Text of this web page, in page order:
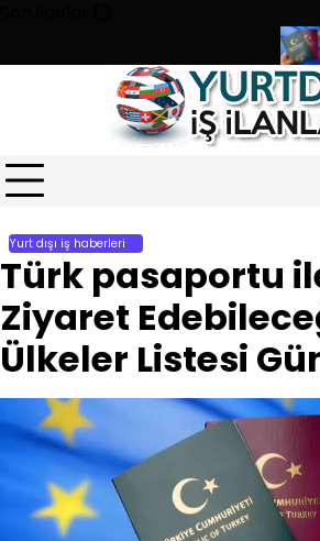
content
ile 180 personel alıyorTürk
Yurt dışı iş haberleri
Türk pasaportu
Ziyaret
Ülkeler Listesi